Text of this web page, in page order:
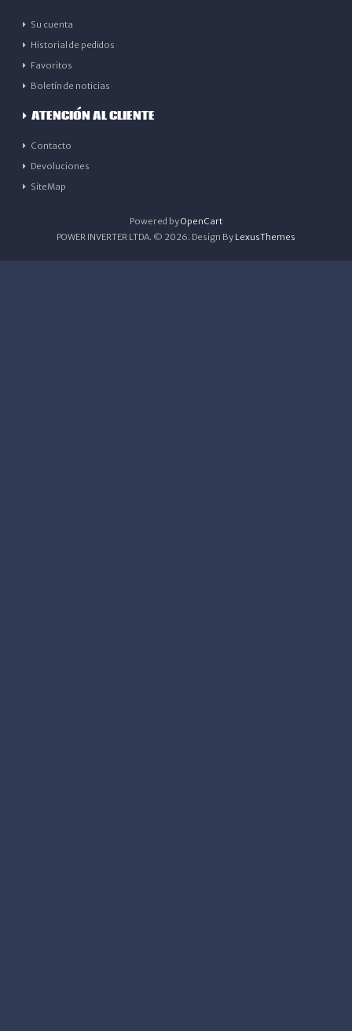
Su cuenta
Historial de pedidos
Favoritos
Boletín de noticias
ATENCIÓN AL CLIENTE
Contacto
Devoluciones
SiteMap
Powered byOpenCart
POWER INVERTER LTDA. © 2026. Design By LexusThemes